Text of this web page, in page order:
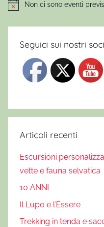
NoticeNon ci sono eventi
Seguici sui nostri
Articoli recenti
Escursioni
vette e fauna selvatica
10 ANNI
Il Lupo e l’Essere
Trekking in tenda e